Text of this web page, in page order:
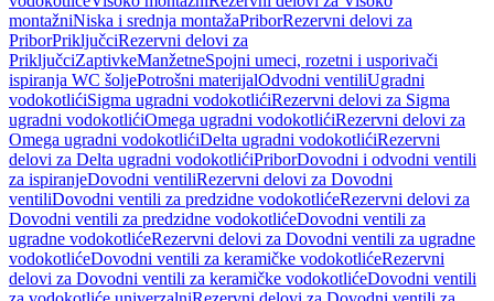
montažniNiska i srednja montažaPriborRezervni delovi za
PriborPriključciRezervni delovi za
PriključciZaptivkeManžetneSpojni umeci, rozetni i usporivači
ispiranja WC šoljePotrošni materijalOdvodni ventiliUgradni
vodokotlićiSigma ugradni vodokotlićiRezervni delovi za Sigma
ugradni vodokotlićiOmega ugradni vodokotlićiRezervni delovi za
Omega ugradni vodokotlićiDelta ugradni vodokotlićiRezervni
delovi za Delta ugradni vodokotlićiPriborDovodni i odvodni ventili
za ispiranjeDovodni ventiliRezervni delovi za Dovodni
ventiliDovodni ventili za predzidne vodokotlićeRezervni delovi za
Dovodni ventili za predzidne vodokotlićeDovodni ventili za
ugradne vodokotlićeRezervni delovi za Dovodni ventili za ugradne
vodokotlićeDovodni ventili za keramičke vodokotlićeRezervni
delovi za Dovodni ventili za keramičke vodokotlićeDovodni ventili